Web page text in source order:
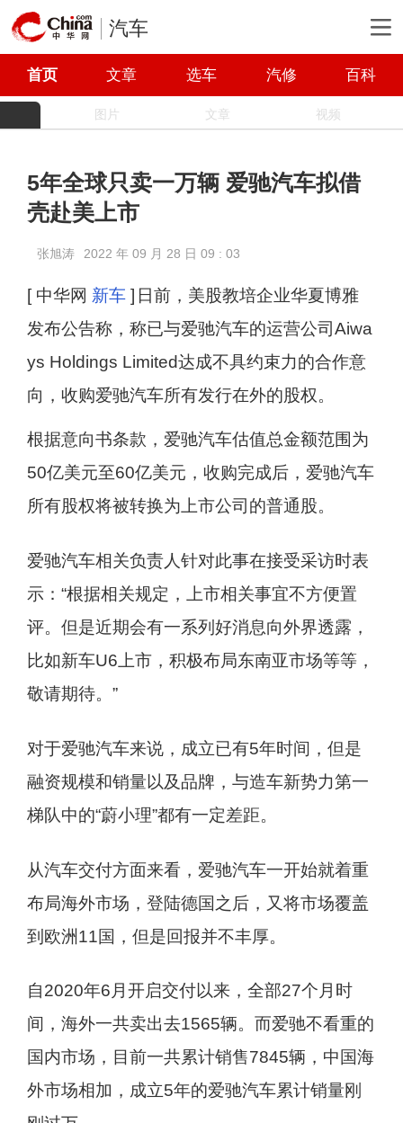
汽车
首页 文章 选车 汽修 百科
图片 文章 视频
5年全球只卖一万辆 爱驰汽车拟借
壳赴美上市
张旭涛 2022 年 09 月 28 日 09 : 03
[ 中华网 新车] 日前，美股教培企业华夏博雅
发布公告称，称已与爱驰汽车的运营公司Aiwa
ys Holdings Limited达成不具约束力的合作意
向，收购爱驰汽车所有发行在外的股权。
根据意向书条款，爱驰汽车估值总金额范围为
50亿美元至60亿美元，收购完成后，爱驰汽车
所有股权将被转换为上市公司的普通股。
爱驰汽车相关负责人针对此事在接受采访时表
示：“根据相关规定，上市相关事宜不方便置
评。但是近期会有一系列好消息向外界透露，
比如新车U6上市，积极布局东南亚市场等等，
敬请期待。”
对于爱驰汽车来说，成立已有5年时间，但是
融资规模和销量以及品牌，与造车新势力第一
梯队中的“蔚小理”都有一定差距。
从汽车交付方面来看，爱驰汽车一开始就着重
布局海外市场，登陆德国之后，又将市场覆盖
到欧洲11国，但是回报并不丰厚。
自2020年6月开启交付以来，全部27个月时
间，海外一共卖出去1565辆。而爱驰不看重的
国内市场，目前一共累计销售7845辆，中国海
外市场相加，成立5年的爱驰汽车累计销量刚